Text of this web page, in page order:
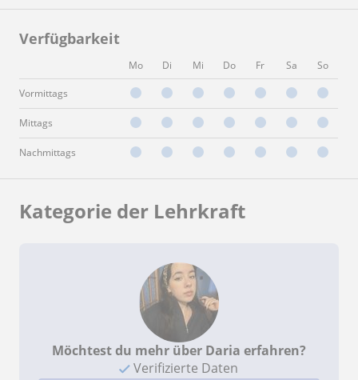
Verfügbarkeit
Mo Di Mi Do Fr Sa So
Vormittags
Mittags
Nachmittags
Kategorie der Lehrkraft
Möchtest du mehr über Daria erfahren?
Verifizierte Daten